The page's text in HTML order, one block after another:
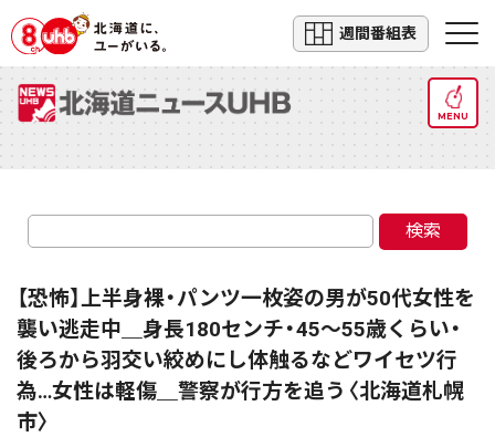
週間番組表
MENU
検索
【恐怖】上半身裸・パンツ一枚姿の男が50代女性を
襲い逃走中＿身長180センチ・45～55歳くらい・
後ろから羽交い絞めにし体触るなどワイセツ行
為…女性は軽傷＿警察が行方を追う〈北海道札幌
市〉